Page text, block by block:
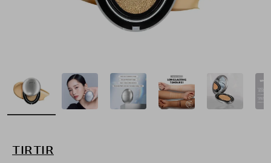
TIRTIR